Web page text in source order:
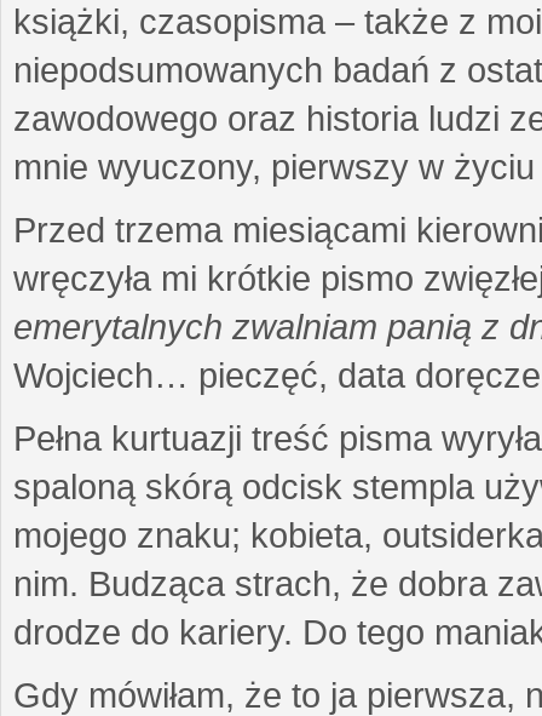
książki, czasopisma – także z
niepodsumowanych badań z
zawodowego oraz historia ludzi
mnie wyuczony, pierwszy w
Przed trzema miesiącami
wręczyła mi krótkie pismo
emerytalnych zwalniam panią z
Wojciech… pieczęć, data
Pełna kurtuazji treść pisma
spaloną skórą odcisk stempla
mojego znaku; kobieta,
nim. Budząca strach, że dobra
drodze do kariery. Do tego
Gdy mówiłam, że to ja pierwsza,